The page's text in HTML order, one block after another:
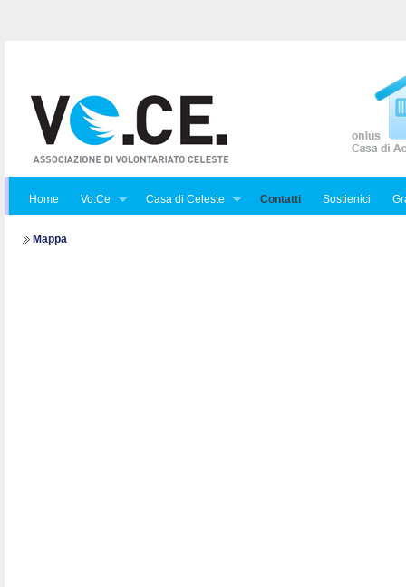
Home Vo.Ce Casa di Celeste Contatti Sostienici
Mappa